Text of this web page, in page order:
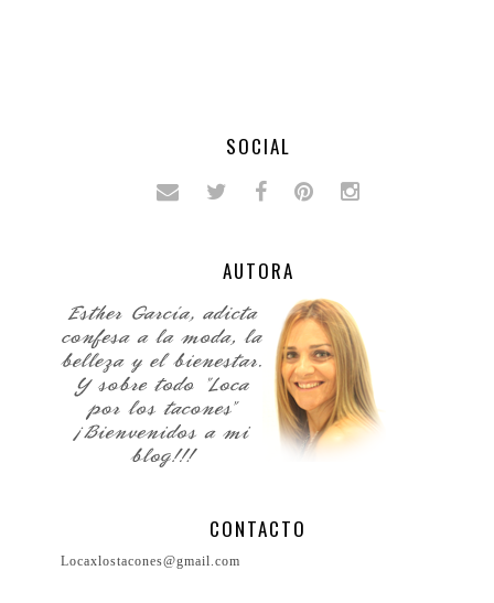
SOCIAL
AUTORA
CONTACTO
Locaxlostacones@gmail.com